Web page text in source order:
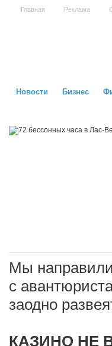
Главная Реклама
Новости Бизнес
Мы
с
заодно
КАЗИНО НЕ